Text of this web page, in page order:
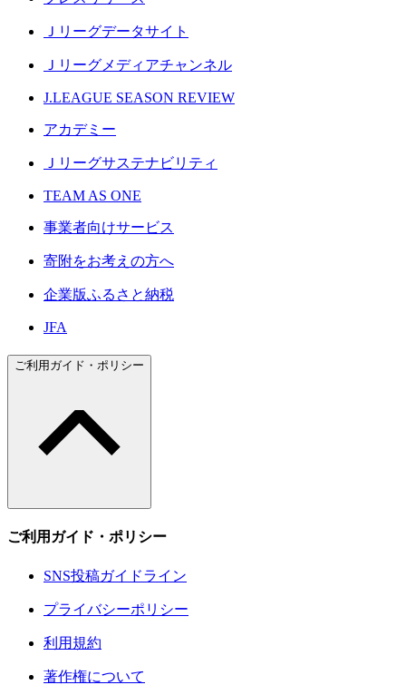
Ｊリーグデータサイト
Ｊリーグメディアチャンネル
J.LEAGUE SEASON REVIEW
アカデミー
Ｊリーグサステナビリティ
TEAM AS ONE
事業者向けサービス
寄附をお考えの方へ
企業版ふるさと納税
JFA
ご利用ガイド・ポリシー
ご利用ガイド・ポリシー
SNS投稿ガイドライン
プライバシーポリシー
利用規約
著作権について